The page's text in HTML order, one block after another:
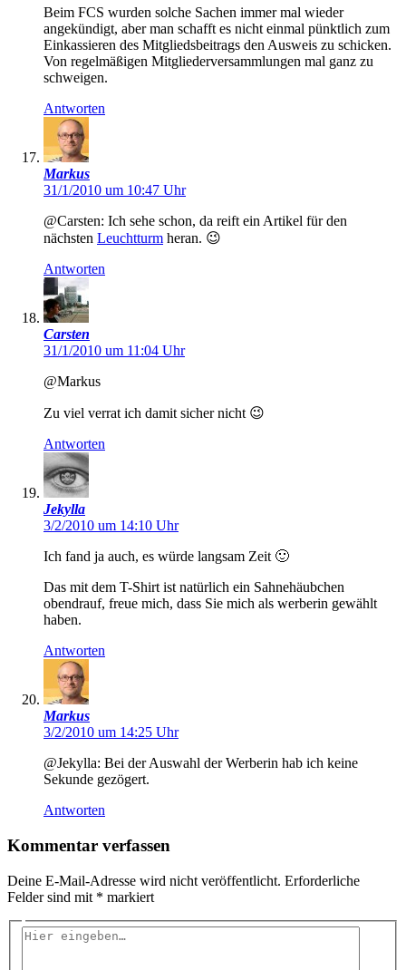
Beim FCS wurden solche Sachen immer mal wieder
angekündigt, aber man schafft es nicht einmal pünktlich zum
Einkassieren des Mitgliedsbeitrags den Ausweis zu schicken.
Von regelmäßigen Mitgliederversammlungen mal ganz zu
schweigen.
Antworten
Markus
31/1/2010 um 10:47 Uhr
@Carsten: Ich sehe schon, da reift ein Artikel für den
nächsten Leuchtturm heran. 😉
Antworten
Carsten
31/1/2010 um 11:04 Uhr
@Markus
Zu viel verrat ich damit sicher nicht 😉
Antworten
Jekylla
3/2/2010 um 14:10 Uhr
Ich fand ja auch, es würde langsam Zeit 🙂
Das mit dem T-Shirt ist natürlich ein Sahnehäubchen
obendrauf, freue mich, dass Sie mich als werberin gewählt
haben.
Antworten
Markus
3/2/2010 um 14:25 Uhr
@Jekylla: Bei der Auswahl der Werberin hab ich keine
Sekunde gezögert.
Antworten
Kommentar verfassen
Deine E-Mail-Adresse wird nicht veröffentlicht. Erforderliche
Felder sind mit * markiert
Hier